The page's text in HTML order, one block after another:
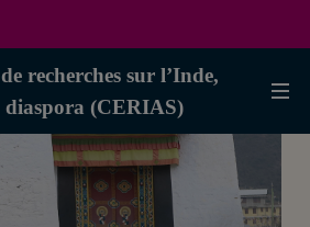
recherches sur l’Inde,
diaspora (CERIAS)